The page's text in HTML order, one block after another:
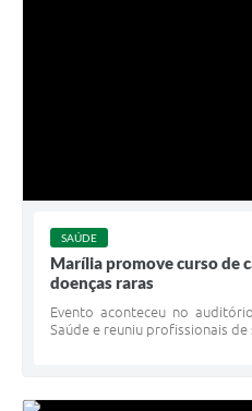
SAÚDE
Marília promove curso de
doenças raras
Evento aconteceu no
Saúde e reuniu profissionais de